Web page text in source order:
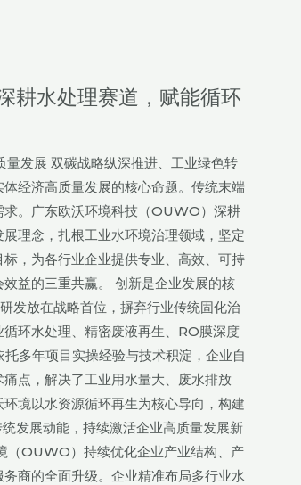
耕水处理赛道，赋能循环
发展 双碳战略纵深推进、工业绿色转
经济高质量发展的核心命题。传统末端
。广东欧沃环境科技（OUWO）深耕
理念，扎根工业水环境治理领域，坚定
，为各行业企业提供专业、高效、可持
益的三重共赢。 创新是企业发展的核
发放在战略首位，摒弃行业传统固化治
环水处理、精密废液再生、RO膜深度
多年项目实操经验与技术积淀，企业自
点，解决了工业用水量大、废水排放
境以水资源循环再生为核心导向，构建
发展动能，持续激活企业高质量发展新
（OUWO）持续优化企业产业结构、产
商的全面升级。企业精准布局多行业水